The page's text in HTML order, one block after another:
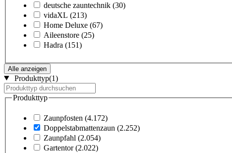
deutsche zauntechnik (30)
vidaXL (213)
Home Deluxe (67)
Aileenstore (25)
Hadra (151)
Alle anzeigen
Produkttyp(1)
Produkttyp
Zaunpfosten (4.172)
Doppelstabmattenzaun (2.252)
Zaunpfahl (2.054)
Gartentor (2.022)